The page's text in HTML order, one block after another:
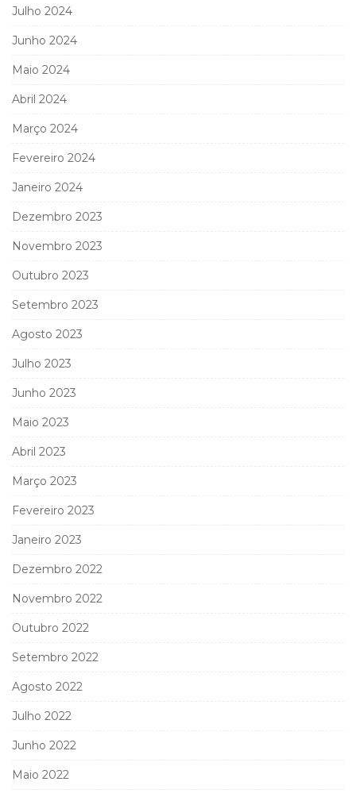
Julho 2024
Junho 2024
Maio 2024
Abril 2024
Março 2024
Fevereiro 2024
Janeiro 2024
Dezembro 2023
Novembro 2023
Outubro 2023
Setembro 2023
Agosto 2023
Julho 2023
Junho 2023
Maio 2023
Abril 2023
Março 2023
Fevereiro 2023
Janeiro 2023
Dezembro 2022
Novembro 2022
Outubro 2022
Setembro 2022
Agosto 2022
Julho 2022
Junho 2022
Maio 2022